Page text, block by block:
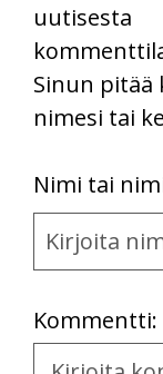
uutisesta
Sinun pitää
nimesi tai
Nimi tai
Kommentti:
Kommentti